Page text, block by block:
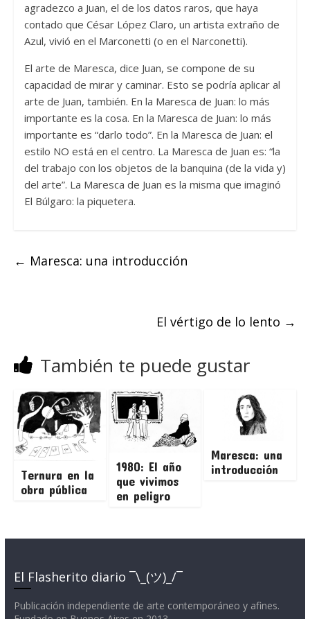
agradezco a Juan, el de los datos raros, que haya
contado que César López Claro, un artista extraño de
Azul, vivió en el Marconetti (o en el Narconetti).
El arte de Maresca, dice Juan, se compone de su
capacidad de mirar y caminar. Esto se podría aplicar al
arte de Juan, también. En la Maresca de Juan: lo más
importante es la cosa. En la Maresca de Juan: lo más
importante es “darlo todo”. En la Maresca de Juan: el
estilo NO está en el centro. La Maresca de Juan es: “la
del trabajo con los objetos de la banquina (de la vida y)
del arte”. La Maresca de Juan es la misma que imaginó
El Búlgaro: la piquetera.
← Maresca: una introducción
El vértigo de lo lento →
También te puede gustar
Ternura en la
obra pública
1980: El año
que vivimos
en peligro
Maresca: una
introducción
El Flasherito diario ¯\_(ツ)_/¯
Publicación independiente de arte contemporáneo y afines.